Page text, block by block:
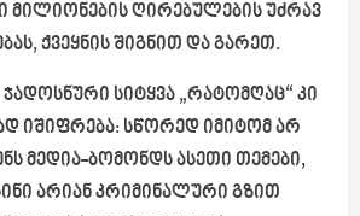
მილიონების ღირებულების უძრავ
ქვეყნის შიგნით და გარეთ.
სიტყვა „რატომღაც“ კი
იშიფრება: სწორედ იმიტომ არ
მედია-ბომონდს ასეთი თემები,
არიან კრიმინალური გზით